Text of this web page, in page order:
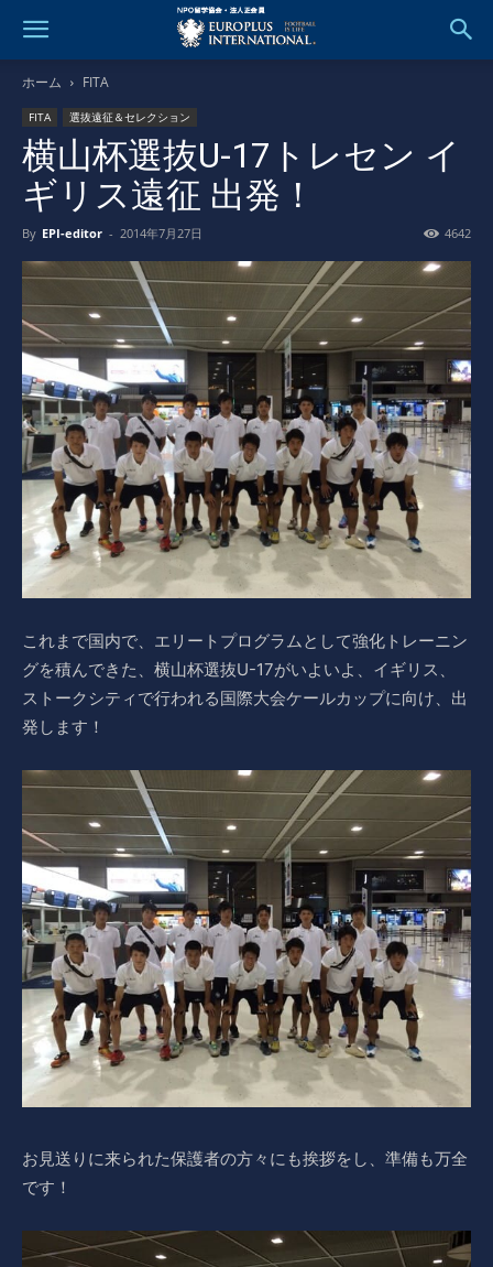
ホーム FITA
FITA 選抜遠征＆セレクション
横山杯選抜U-17トレセン イ
ギリス遠征 出発！
By EPI-editor - 2014年7月27日 4642
これまで国内で、エリートプログラムとして強化トレーニン
グを積んできた、横山杯選抜U-17がいよいよ、イギリス、
ストークシティで行われる国際大会ケールカップに向け、出
発します！
お見送りに来られた保護者の方々にも挨拶をし、準備も万全
です！